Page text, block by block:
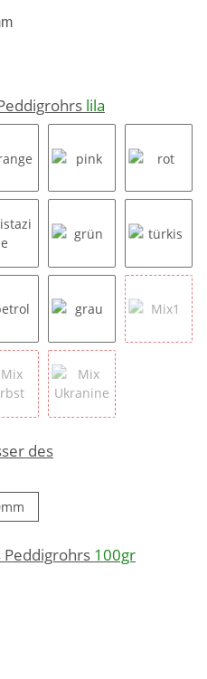
lila
orange pink rot
pistazie grün türkis
petrol grau
des
Peddigrohrs 100gr